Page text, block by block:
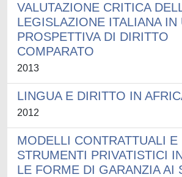
VALUTAZIONE CRITICA
LEGISLAZIONE ITALIANA IN
PROSPETTIVA DI DIRITTO
COMPARATO
2013
LINGUA E DIRITTO IN
2012
MODELLI CONTRATTUALI E
STRUMENTI PRIVATISTICI
LE FORME DI GARANZIA AI